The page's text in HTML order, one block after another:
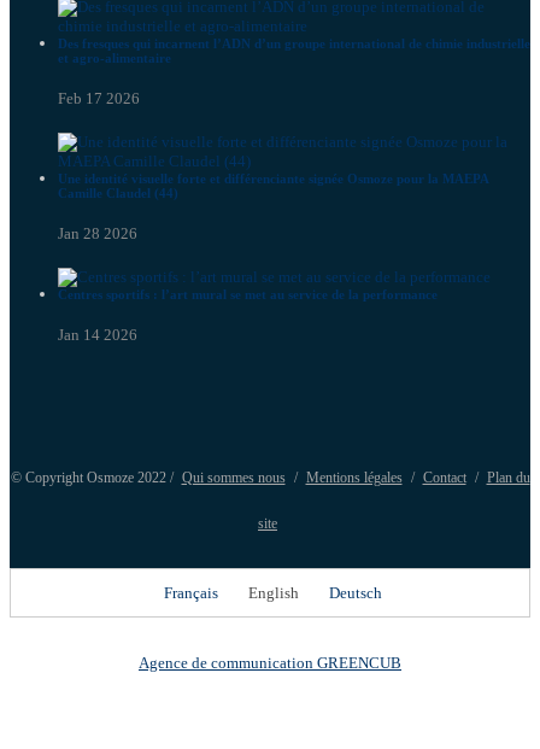
Des fresques qui incarnent l’ADN d’un groupe international de chimie industrielle
et agro-alimentaire
Feb 17 2026
Une identité visuelle forte et différenciante signée Osmoze pour la MAEPA
Camille Claudel (44)
Jan 28 2026
Centres sportifs : l’art mural se met au service de la performance
Jan 14 2026
© Copyright Osmoze 2022 / Qui sommes nous / Mentions légales / Contact / Plan du
site
Français English Deutsch
Agence de communication GREENCUB